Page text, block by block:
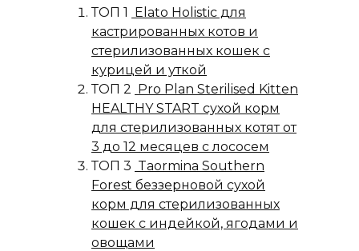
ТОП 1 Elato Holistic для
кастрированных котов и
стерилизованных кошек с
курицей и уткой
ТОП 2 Pro Plan Sterilised Kitten
HEALTHY START сухой корм
для стерилизованных котят от
3 до 12 месяцев с лососем
ТОП 3 Taormina Southern
Forest беззерновой сухой
корм для стерилизованных
кошек с индейкой, ягодами и
овощами